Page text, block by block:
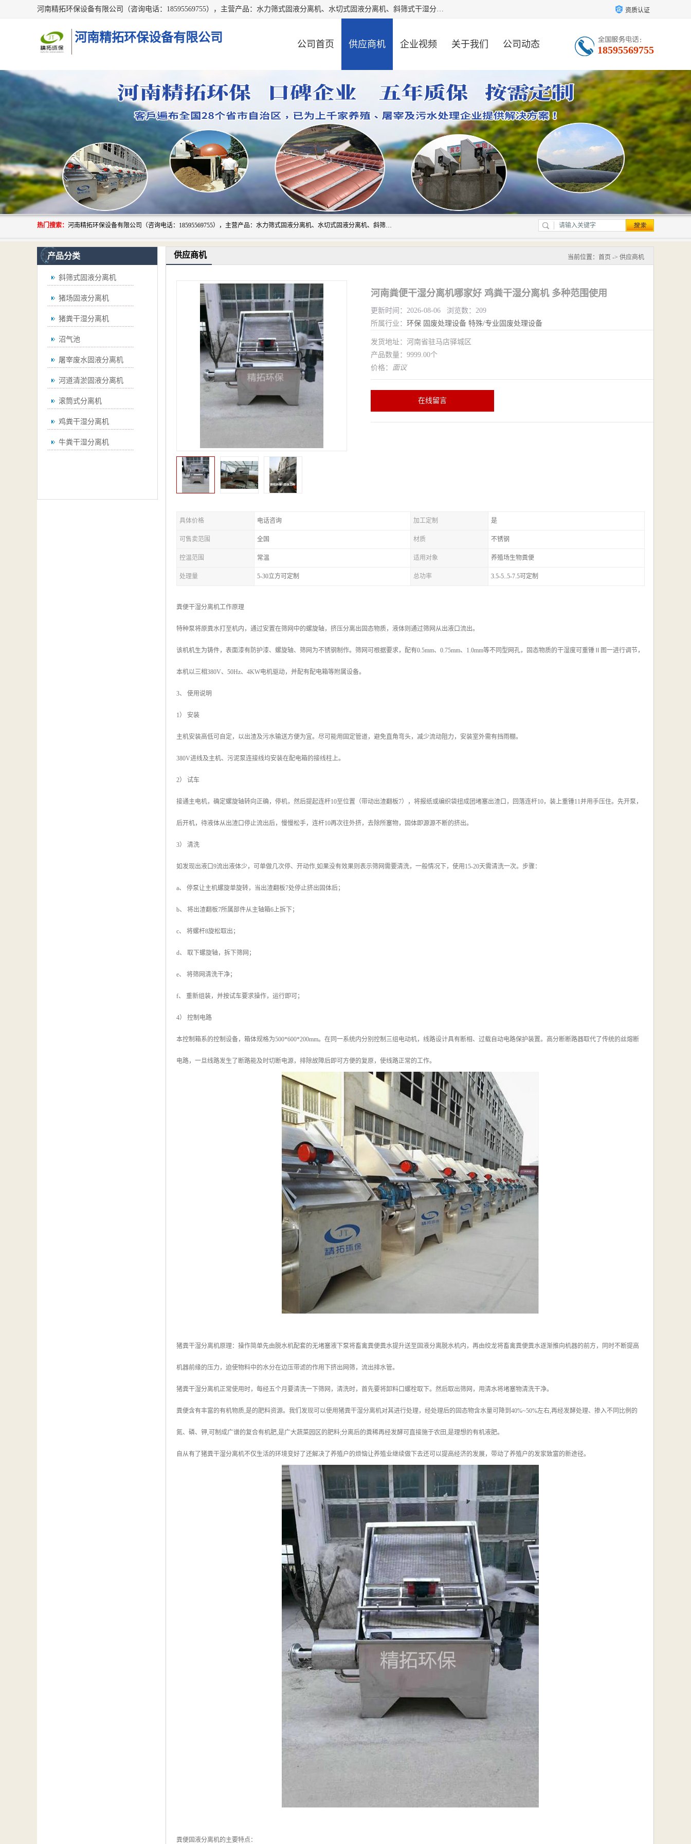
河南精拓环保设备有限公司（咨询电话：18595569755），主营产品：水力筛式固液分离机、水切式固液分离机、斜筛式干湿分离机、养猪场固液分离机、斜筛式固液分离机、屠宰场固液分离机、猪场干湿分离机等。公司从事固液分离设备及配套沼气池的研发、设计、销售与施工，并提供污水处理整体解决方案。 资质认证
河南精拓环保设备有限公司 公司首页 供应商机 企业视频 关于我们 公司动态 18595569755
热门搜索： 河南精拓环保设备有限公司（咨询电话：18595569755），主营产品：水力筛式固液分离机、水切式固液分离机、斜筛式干湿分离机、养猪场固液分离机、斜筛式固液分离机、屠宰场固液分离机、猪场干湿分离机等。公司从事固液分离设备及配套沼气池的研发、设计、销售与施工，并提供污水处理整体解决方案。
产品分类
斜筛式固液分离机
猪场固液分离机
猪粪干湿分离机
沼气池
屠宰废水固液分离机
河道清淤固液分离机
滚筒式分离机
鸡粪干湿分离机
牛粪干湿分离机
供应商机 当前位置： 首页 -> 供应商机
河南粪便干湿分离机哪家好 鸡粪干湿分离机 多种范围使用
更新时间：2026-08-06 浏览数：209
所属行业： 环保 固废处理设备 特殊/专业固废处理设备
发货地址：河南省驻马店驿城区
产品数量：9999.00个
价格： 面议
在线留言
具体价格 电话咨询 加工定制 是
可售卖范围 全国 材质 不锈钢
控温范围 常温 适用对象 养殖场生物粪便
处理量 5-30立方可定制 总功率 3.5-5..5-7.5可定制
粪便干湿分离机工作原理
特种泵将原粪水打至机内，通过安置在筛网中的螺旋轴，挤压分离出固态物质，液体则通过筛网从出液口流出。
该机机生为铸件，表面漆有防护漆、螺旋轴、筛网为不锈钢制作。筛网可根据要求，配有0.5mm、0.75mm、1.0mm等不同型网孔，固态物质的干湿度可重锤Ⅱ图一进行调节，
本机以三相380V、50Hz、4KW电机驱动，并配有配电箱等附属设备。
3、 使用说明
1） 安装
主机安装高低可自定，以出渣及污水输送方便为宜。尽可能用固定管道，避免直角弯头，减少流动阻力，安装室外需有挡雨棚。
380V进线及主机、污泥泵连接线均安装在配电箱的接线柱上。
2） 试车
接通主电机，确定螺旋轴转向正确，停机，然后提起连杆10至位置（带动出渣翻板7），将报纸或编织袋扭成团堵塞出渣口，回落连杆10，装上重锤11并用手压住。先开泵，
后开机，待液体从出渣口停止流出后，慢慢松手，连杆10再次往外挤，去除所塞物，固体即源源不断的挤出。
3） 清洗
如发现出液口9流出液体少，可单做几次停、开动作,如果没有效果则表示筛网需要清洗，一般情况下，使用15-20天需清洗一次。步骤：
a、 停泵让主机螺旋单旋转，当出渣翻板7处停止挤出固体后；
b、 将出渣翻板7所属部件从主轴箱6上拆下；
c、 将螺杆8旋松取出；
d、 取下螺旋轴，拆下筛网；
e、 将筛网清洗干净；
f、 重新组装，并按试车要求操作，运行即可；
4） 控制电路
本控制箱系的控制设备，箱体规格为500*600*200mm。在同一系统内分别控制三组电动机，线路设计具有断相、过载自动电路保护装置。高分断断路器取代了传统的丝熔断
电路，一旦线路发生了断路能及时切断电源，排除故障后即可方便的复原，使线路正常的工作。
猪粪干湿分离机原理：操作简单先由脱水机配套的无堵塞液下泵将畜禽粪便粪水提升送至固液分离脱水机内，再由绞龙将畜禽粪便粪水逐渐推向机器的前方，同时不断提高
机器前缘的压力，迫使物料中的水分在边压带滤的作用下挤出网筛，流出排水管。
猪粪干湿分离机正常使用时，每经五个月要清洗一下筛网，清洗时，首先要将卸料口螺栓取下。然后取出筛网，用清水将堵塞物清洗干净。
粪便含有丰富的有机物质,是的肥料资源。我们发现可以使用猪粪干湿分离机对其进行处理，经处理后的固态物含水量可降到40%~50%左右,再经发酵处理、掺入不同比例的
氮、磷、钾,可制成广谱的复合有机肥,是广大蔬菜园区的肥料;分离后的粪稀再经发酵可直接施于农田,是理想的有机液肥。
自从有了猪粪干湿分离机不仅生活的环境变好了还解决了养殖户的烦恼让养殖业继续做下去还可以提高经济的发展，带动了养殖户的发家致富的新途径。
粪便固液分离机的主要特点：